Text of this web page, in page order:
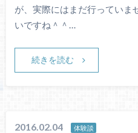
が、実際にはまだ行っていま
いですね＾＾…
続きを読む
2016.02.04 体験談